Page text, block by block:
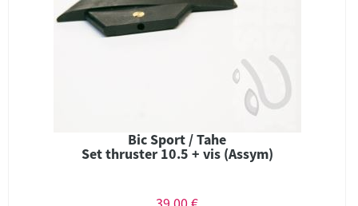
Bic Sport / Tahe
Set thruster 10.5 + vis (Assym)